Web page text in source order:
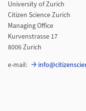
University of Zurich
Citizen Science Zurich
Managing Office
Kurvenstrasse 17
8006 Zurich
e-mail: